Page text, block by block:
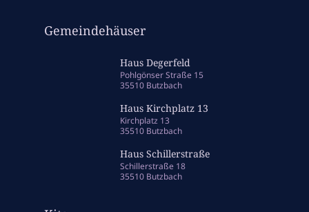
Gemeindehäuser
Haus Degerfeld
Pohlgönser Straße 15
35510 Butzbach
Haus Kirchplatz 13
Kirchplatz 13
35510 Butzbach
Haus Schillerstraße
Schillerstraße 18
35510 Butzbach